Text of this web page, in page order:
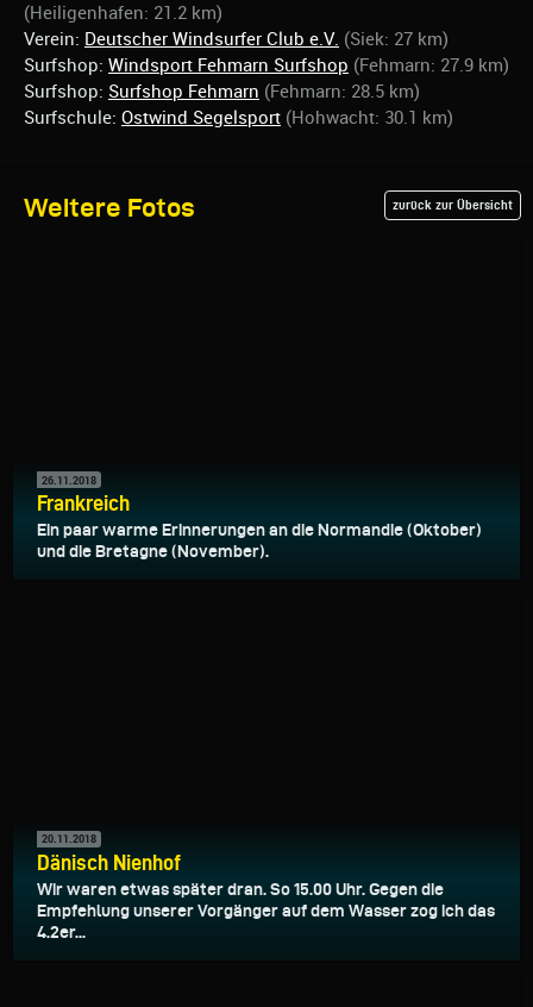
(Heiligenhafen: 21.2 km)
Verein: Deutscher Windsurfer Club e.V. (Siek: 27 km)
Surfshop: Windsport Fehmarn Surfshop (Fehmarn: 27.9 km)
Surfshop: Surfshop Fehmarn (Fehmarn: 28.5 km)
Surfschule: Ostwind Segelsport (Hohwacht: 30.1 km)
Weitere Fotos zurück zur Übersicht
26.11.2018
Frankreich
Ein paar warme Erinnerungen an die Normandie (Oktober)
und die Bretagne (November).
20.11.2018
Dänisch Nienhof
Wir waren etwas später dran. So 15.00 Uhr. Gegen die
Empfehlung unserer Vorgänger auf dem Wasser zog ich das
4.2er...